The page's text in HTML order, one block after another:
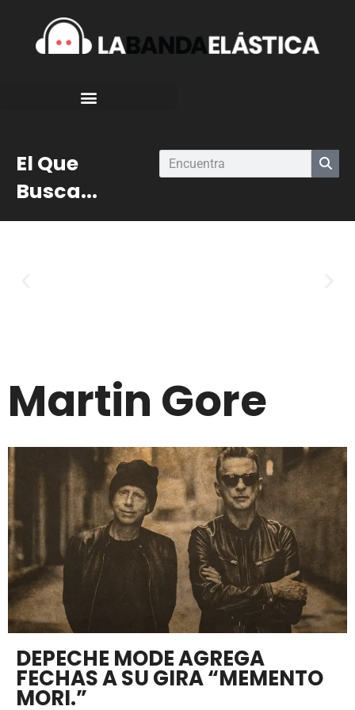
El Que
Busca...
Martin Gore
DEPECHE MODE AGREGA
FECHAS A SU GIRA “MEMENTO
MORI.”